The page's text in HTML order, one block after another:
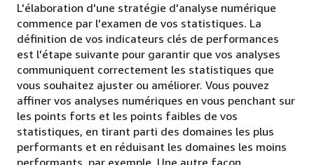
L'élaboration d'une stratégie d'analyse numérique
commence par l'examen de vos statistiques. La
définition de vos indicateurs clés de performances
est l'étape suivante pour garantir que vos analyses
communiquent correctement les statistiques que
vous souhaitez ajuster ou améliorer. Vous pouvez
affiner vos analyses numériques en vous penchant sur
les points forts et les points faibles de vos
statistiques, en tirant parti des domaines les plus
performants et en réduisant les domaines les moins